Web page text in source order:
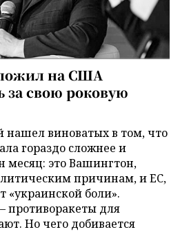
на США
за свою роковую
нашел виноватых в том, что
гораздо сложнее и
месяц: это Вашингтон,
причинам, и ЕС,
«украинской боли».
противоракеты для
Но чего добивается